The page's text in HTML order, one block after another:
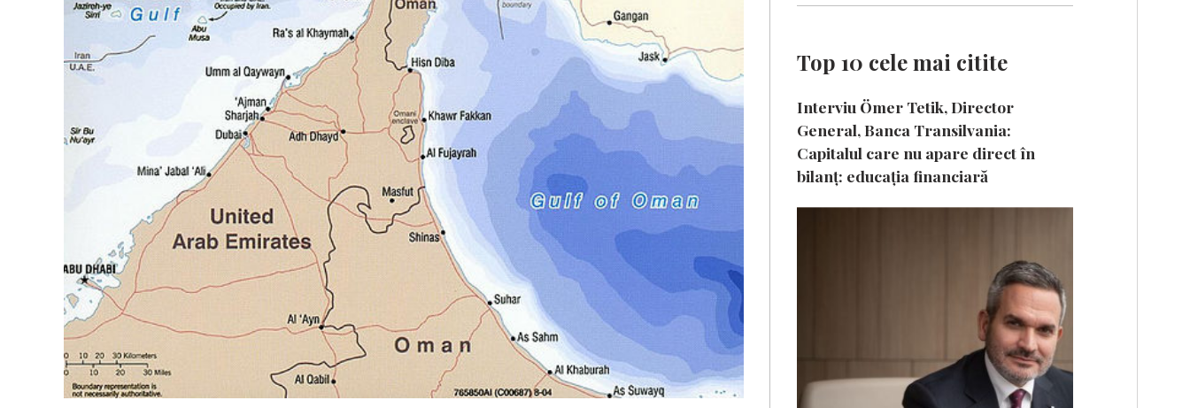
Top 10 cele mai citite
Interviu Ömer Tetik, Director
General, Banca Transilvania:
Capitalul care nu apare direct în
bilanț: educația financiară